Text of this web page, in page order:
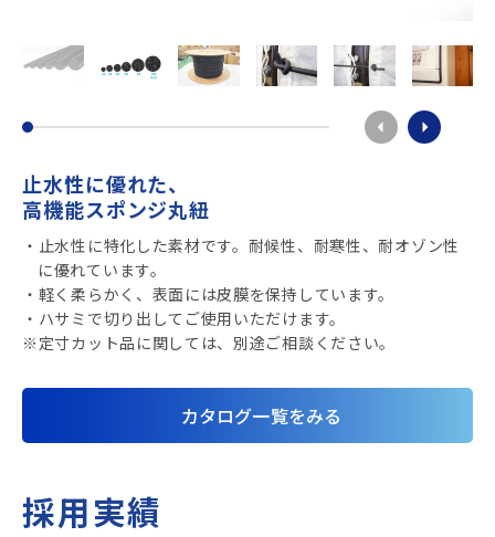
止水性に優れた、
高機能スポンジ丸紐
・止水性に特化した素材です。耐候性、耐寒性、耐オゾン性
に優れています。
・軽く柔らかく、表面には皮膜を保持しています。
・ハサミで切り出してご使用いただけます。
※定寸カット品に関しては、別途ご相談ください。
カタログ一覧をみる
採用実績